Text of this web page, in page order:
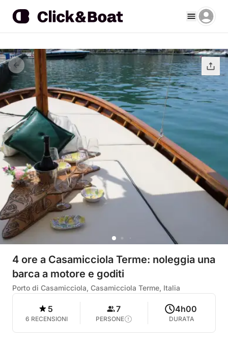
4 ore a Casamicciola Terme: noleggia una
barca a motore e goditi
Porto di Casamicciola, Casamicciola Terme, Italia
5
6 RECENSIONI
7
PERSONE
4h00
DURATA